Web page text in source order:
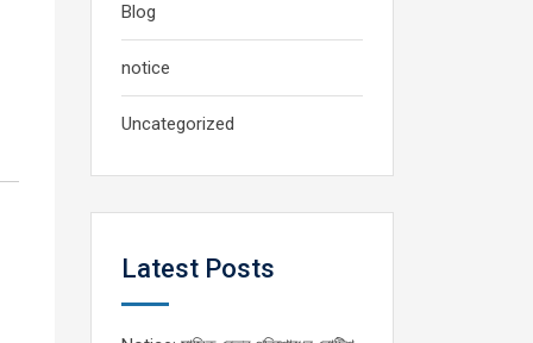
Blog
notice
Uncategorized
Latest Posts